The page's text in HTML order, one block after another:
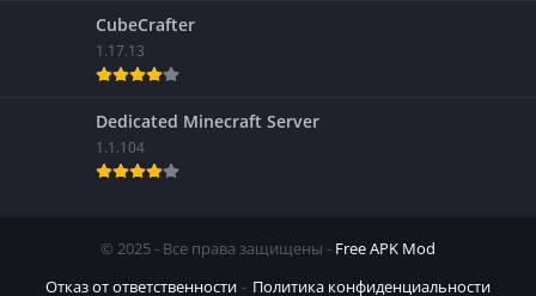
CubeCrafter
1.17.13
Dedicated Minecraft Server
1.1.104
© 2025 - Все права защищены - Free APK Mod
Отказ от ответственности
Политика конфиденциальности